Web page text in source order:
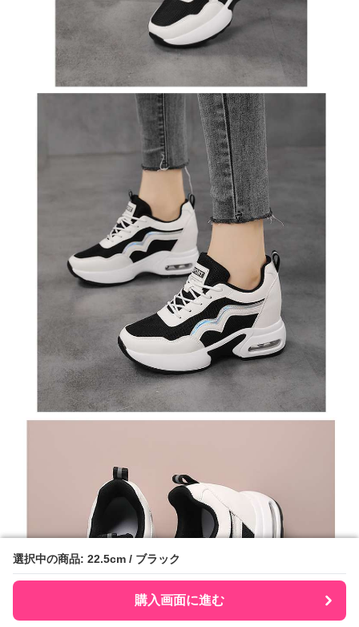
選択中の商品: 22.5cm / ブラック
購入画面に進む
選択中の商品: 22.5cm / ブラック
購入画面に進む